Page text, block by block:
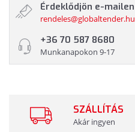
Érdeklődjön e-mailen
rendeles@globaltender.hu
+36 70 587 8680
Munkanapokon 9-17
SZÁLLÍTÁS
Akár ingyen